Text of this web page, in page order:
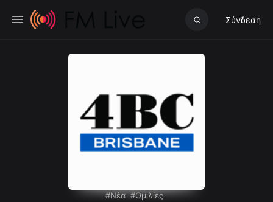
Σύνδεση
Νέα Ομιλίες